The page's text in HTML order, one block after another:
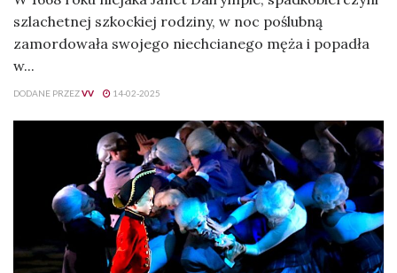
szlachetnej szkockiej rodziny, w noc poślubną
zamordowała swojego niechcianego męża i popadła
w...
DODANE PRZEZVV 14-02-2025